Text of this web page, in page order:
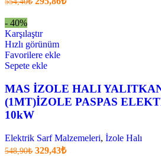
- 40%
Karşılaştır
Hızlı görünüm
Favorilere ekle
Sepete ekle
MAS İZOLE HALI YALITKAN
(1MT)İZOLE PASPAS
10kW
Elektrik Sarf Malzemeleri, İzole Halı
548,90₺ Orijinal
329,43₺Şu